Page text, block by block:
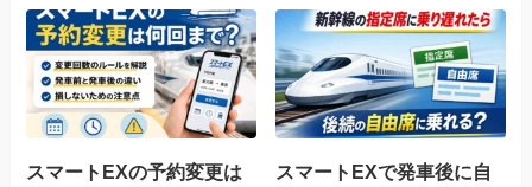
スマートEXの予約変更は
スマートEXで発車後に自